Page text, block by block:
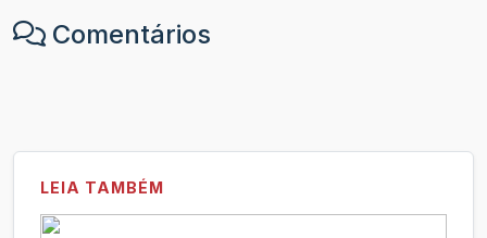
Comentários
LEIA TAMBÉM